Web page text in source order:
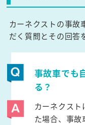
カーネクストの事故
だく質問とその回答
事故車でも
る？
カーネクス
た場合、事故